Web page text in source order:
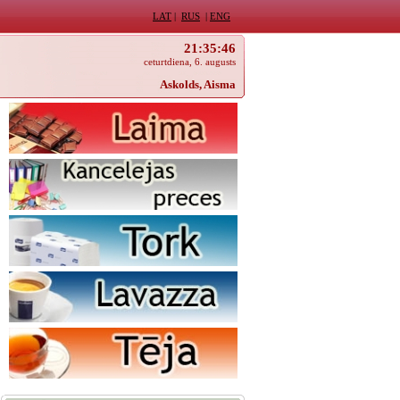
LAT | RUS | ENG
21:35:46
ceturtdiena, 6. augusts
Askolds, Aisma